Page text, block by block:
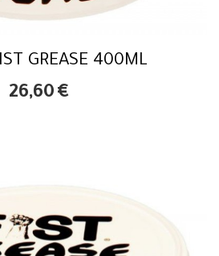
GREASE 400ML
26,60 €